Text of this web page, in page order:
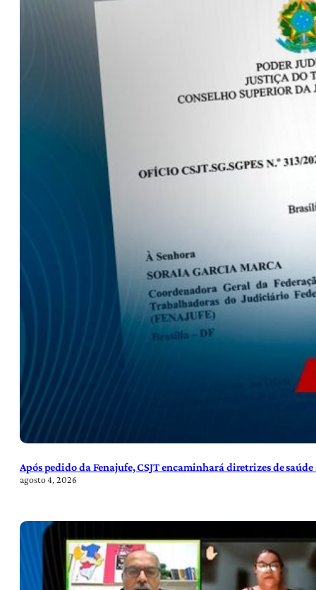
Após pedido da Fenajufe, CSJT encaminhará diretrizes de
agosto 4, 2026